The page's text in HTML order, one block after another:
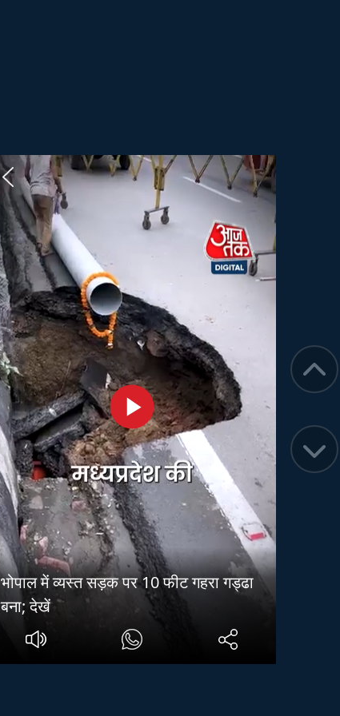
भोपाल में व्यस्त सड़क पर 10 फीट गहरा गड्ढा
बना; देखें